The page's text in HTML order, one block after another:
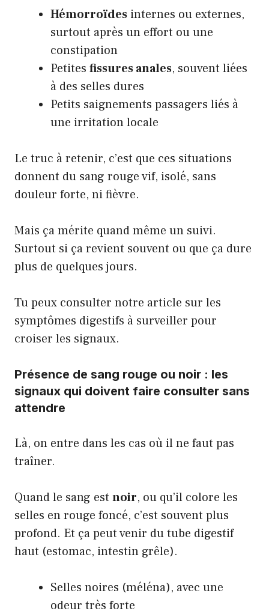
Hémorroïdes internes ou externes,
surtout après un effort ou une
constipation
Petites fissures anales, souvent liées
à des selles dures
Petits saignements passagers liés à
une irritation locale
Le truc à retenir, c’est que ces situations
donnent du sang rouge vif, isolé, sans
douleur forte, ni fièvre.
Mais ça mérite quand même un suivi.
Surtout si ça revient souvent ou que ça dure
plus de quelques jours.
Tu peux consulter notre article sur les
symptômes digestifs à surveiller pour
croiser les signaux.
Présence de sang rouge ou noir : les
signaux qui doivent faire consulter sans
attendre
Là, on entre dans les cas où il ne faut pas
traîner.
Quand le sang est noir, ou qu’il colore les
selles en rouge foncé, c’est souvent plus
profond. Et ça peut venir du tube digestif
haut (estomac, intestin grêle).
Selles noires (méléna), avec une
odeur très forte